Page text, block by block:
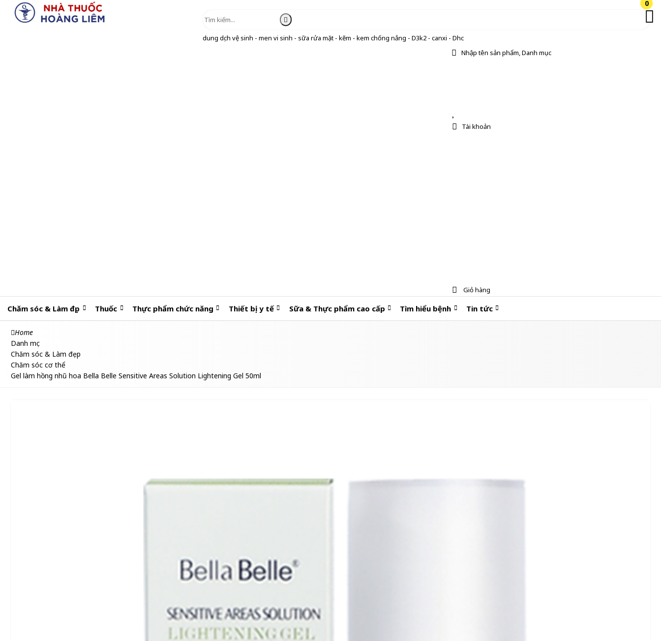
dung dịch vệ sinh - men vi sinh - sữa rửa mặt - kẽm - kem chống nắng - D3k2 - canxi - Dhc
Nhập tên sản phẩm, Danh mục
0
Tài khoản
0
Giỏ hàng
Chăm sóc & Làm đẹp Thuốc Thực phẩm chức năng Thiết bị y tế Sữa & Thực phẩm cao cấp Tìm hiểu bệnh Tin tức
Home
Danh mục
Chăm sóc & Làm đẹp
Chăm sóc cơ thể
Gel làm hồng nhũ hoa Bella Belle Sensitive Areas Solution Lightening Gel 50ml